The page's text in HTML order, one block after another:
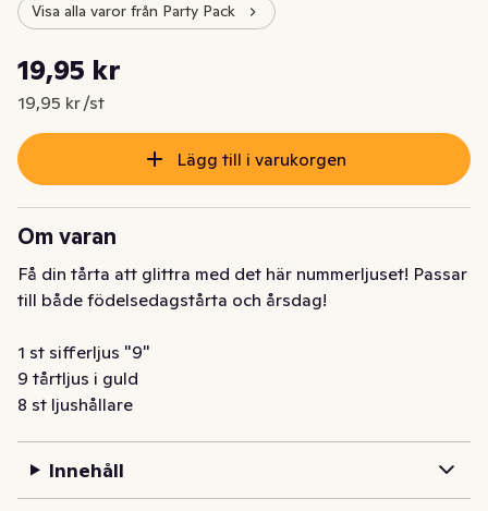
Visa alla varor från Party Pack
Nuvarande pris är: 19,95 kr
19,95 kr
19,95 kr /st
Styckpris: 19,95 kr /st
Lägg till i varukorgen
Om varan
Få din tårta att glittra med det här nummerljuset! Passar
till både födelsedagstårta och årsdag!
1 st sifferljus "9"
9 tårtljus i guld
8 st ljushållare
Innehåll